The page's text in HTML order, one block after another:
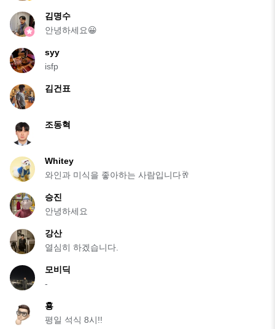
김명수
안녕하세요😀
syy
isfp
김건표
조동혁
Whitey
와인과 미식을 좋아하는 사람입니다🥂
승진
안녕하세요
강산
열심히 하겠습니다.
모비딕
-
횽
평일 석식 8시!!